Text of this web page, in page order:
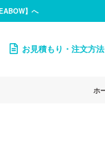
】へ
お見積もり・注文方法
ホ